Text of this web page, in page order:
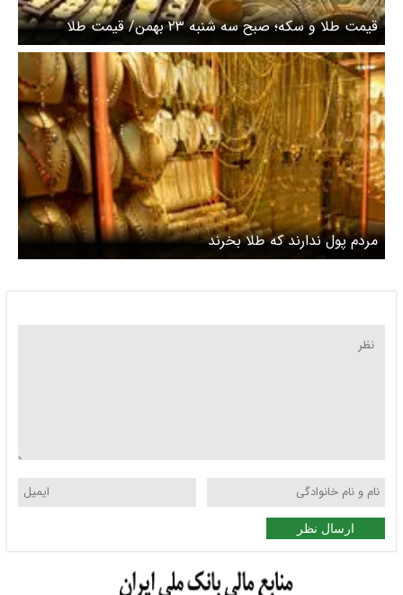
قیمت طلا و سکه؛ صبح سه شنبه ۲۳ بهمن/ قیمت طلا
کاهشی شد؟
مردم پول ندارند که طلا بخرند
ارسال نظر